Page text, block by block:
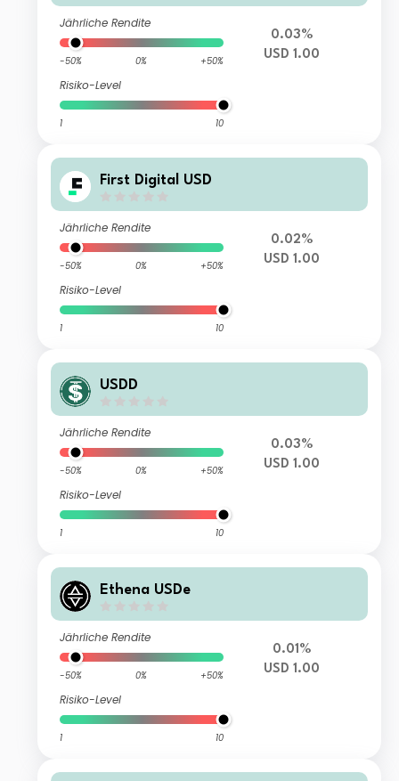
Jährliche Rendite
-50% 0% +50%
Risiko-Level
1 10
0.03%
USD 1.00
First Digital USD
Jährliche Rendite
-50% 0% +50%
Risiko-Level
1 10
0.02%
USD 1.00
USDD
Jährliche Rendite
-50% 0% +50%
Risiko-Level
1 10
0.03%
USD 1.00
Ethena USDe
Jährliche Rendite
-50% 0% +50%
Risiko-Level
1 10
0.01%
USD 1.00